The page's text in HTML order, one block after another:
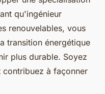
qu'ingénieur
renouvelables, vous
transition énergétique
plus durable. Soyez
à façonner